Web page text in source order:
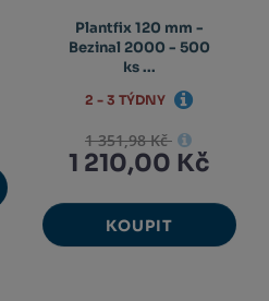
Plantfix 120 mm -
Bezinal 2000 - 500
ks ...
1 351,98 Kč
1 210,00 Kč
KOUPIT
2 - 3 TÝDNY